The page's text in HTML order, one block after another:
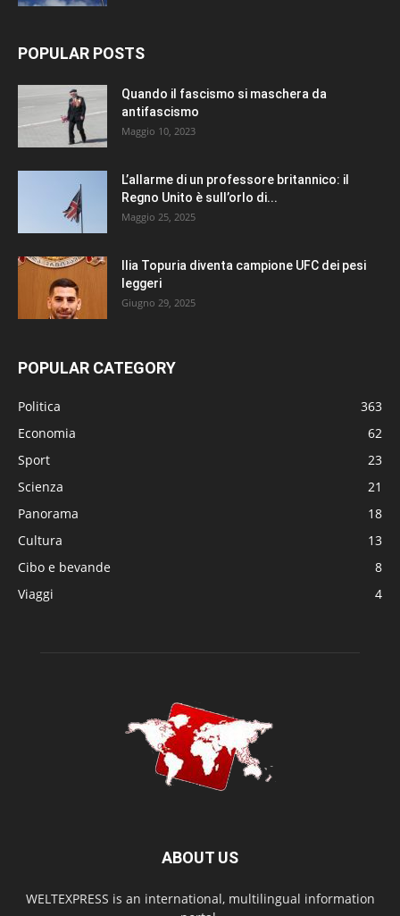
POPULAR POSTS
Quando il fascismo si maschera da
antifascismo
Maggio 10, 2023
L’allarme di un professore britannico: il
Regno Unito è sull’orlo di...
Maggio 25, 2025
Ilia Topuria diventa campione UFC dei pesi
leggeri
Giugno 29, 2025
POPULAR CATEGORY
Politica
363
Economia
62
Sport
23
Scienza
21
Panorama
18
Cultura
13
Cibo e bevande
8
Viaggi
4
ABOUT US
WELTEXPRESS is an international, multilingual information